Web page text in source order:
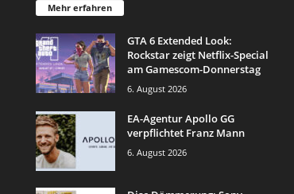
Mehr erfahren
GTA 6 Extended Look:
Rockstar zeigt Netflix-Special
am Gamescom-Donnerstag
6. August 2026
EA-Agentur Apollo GG
verpflichtet Franz Mann
6. August 2026